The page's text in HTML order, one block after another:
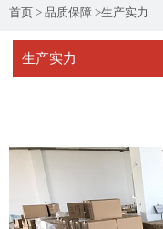
首页 > 品质保障 >生产实力
生产实力